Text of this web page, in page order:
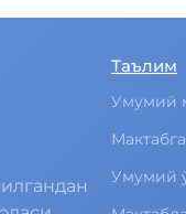
Таълим
Умумий
Умумий